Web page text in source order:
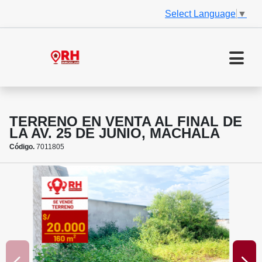
Select Language ▼
TERRENO EN VENTA AL FINAL DE
LA AV. 25 DE JUNIO, MACHALA
Código. 7011805